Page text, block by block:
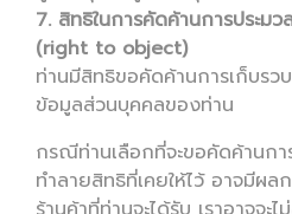
7. สิทธิในการคัดค้านการประม
(right to object)
ท่านมีสิทธิขอคัดค้านการเก็บรว
ข้อมูลส่วนบุคคลของท่าน
กรณีท่านเลือกที่จะขอคัดค้านกา
ทำลายสิทธิที่เคยให้ไว้ อาจมีผล